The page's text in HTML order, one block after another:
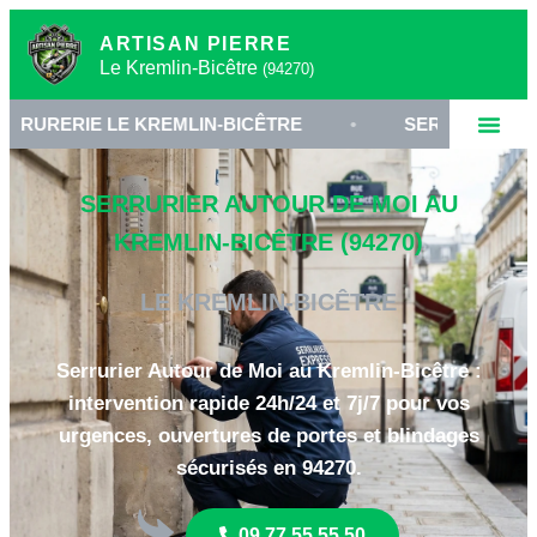
ARTISAN PIERRE
Le Kremlin-Bicêtre (94270)
KREMLIN-BICÊTRE • SERRURIER 94270
SERRURIER AUTOUR DE MOI AU
KREMLIN-BICÊTRE (94270)
LE KREMLIN-BICÊTRE
Serrurier Autour de Moi au Kremlin-Bicêtre :
intervention rapide 24h/24 et 7j/7 pour vos
urgences, ouvertures de portes et blindages
sécurisés en 94270.